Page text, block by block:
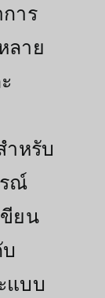
าร
ลาย
ำหรับ
ณ์
ยน
แบบ